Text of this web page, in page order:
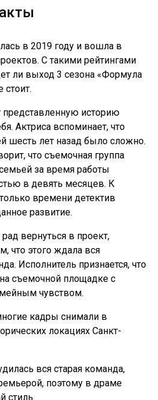
в 2019 году и вошла в
С такими рейтингами
ли выход 3 сезона «Формула
стоит.
представленную историю
Актриса вспоминает, что
шесть лет назад было сложно.
что съемочная группа
за время работы
в девять месяцев. К
времени детектив
развитие.
вернуться в проект,
что этого ждала вся
Исполнитель признается, что
съемочной площадке с
чувством.
кадры снимали в
локациях Санкт-
вся старая команда,
поэтому в драме
стиль.